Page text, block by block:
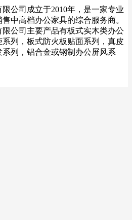
公司成立于2010年，是一家专业
中高档办公家具的综合服务商。
公司主要产品有板式实木类办公
列，板式防火板贴面系列，真皮
列，铝合金或钢制办公屏风系